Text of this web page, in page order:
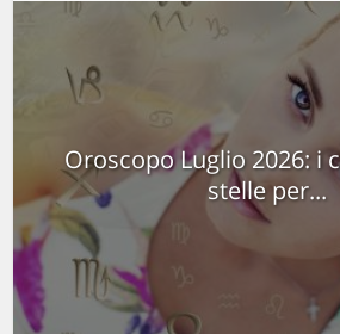
Oroscopo Luglio 2026: i
stelle per...